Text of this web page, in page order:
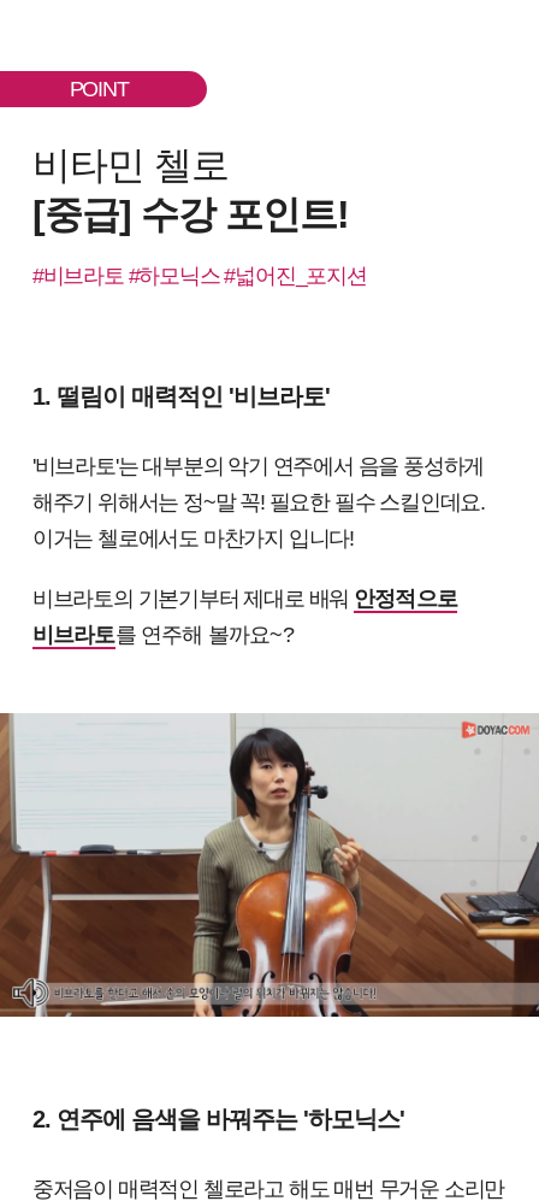
POINT
비타민 첼로
[중급] 수강 포인트!
#비브라토 #하모닉스 #넓어진_포지션
1. 떨림이 매력적인 '비브라토'
'비브라토'는 대부분의 악기 연주에서 음을 풍성하게
해주기 위해서는 정~말 꼭! 필요한 필수 스킬인데요.
이거는 첼로에서도 마찬가지 입니다!
비브라토의 기본기부터 제대로 배워 안정적으로
비브라토를 연주해 볼까요~?
2. 연주에 음색을 바꿔주는 '하모닉스'
중저음이 매력적인 첼로라고 해도 매번 무거운 소리만